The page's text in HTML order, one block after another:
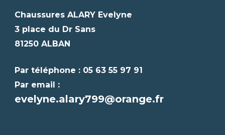
Chaussures ALARY Evelyne
3 place du Dr Sans
81250 ALBAN
Par téléphone : 05 63 55 97 91
Par email :
evelyne.alary799@orange.fr